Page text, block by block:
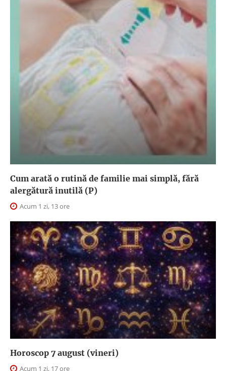
Cum arată o rutină de familie mai simplă, fără
alergătură inutilă (P)
Acum 1 zi, 13 ore
Horoscop 7 august (vineri)
Acum 1 zi, 17 ore